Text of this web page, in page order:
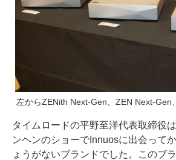
左からZENith Next-Gen、ZEN Next-Gen
タイムロードの平野至洋代表取締役
ンヘンのショーでInnuosに出会って
ょうがないブランドでした。このブ